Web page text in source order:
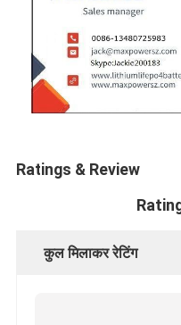
Ratings & Review
कुल मिलाकर रेटिंग